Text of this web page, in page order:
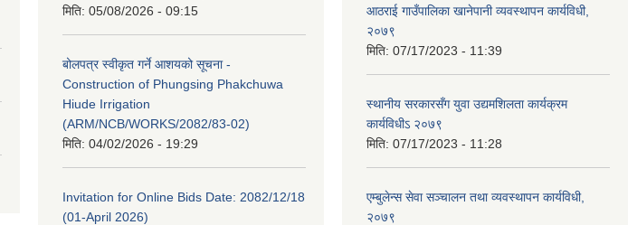
मिति: 05/08/2026 - 09:15
बोलपत्र स्वीकृत गर्ने आशयको सूचना -
Construction of Phungsing Phakchuwa
Hiude Irrigation
(ARM/NCB/WORKS/2082/83-02)
मिति: 04/02/2026 - 19:29
Invitation for Online Bids Date: 2082/12/18
(01-April 2026)
आठराई गाउँपालिका खानेपानी व्यवस्थापन कार्यविधी,
२०७९
मिति: 07/17/2023 - 11:39
स्थानीय सरकारसँग युवा उद्यमशिलता कार्यक्रम
कार्यविधीऽ २०७९
मिति: 07/17/2023 - 11:28
एम्बुलेन्स सेवा सञ्चालन तथा व्यवस्थापन कार्यविधी,
२०७९